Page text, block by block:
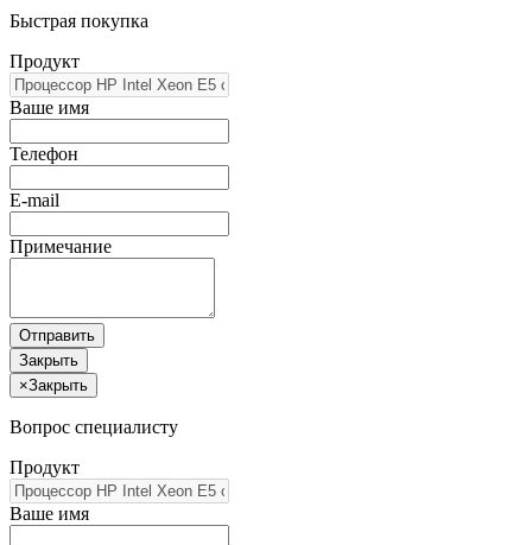
Быстрая покупка
Продукт
Ваше имя
Телефон
E-mail
Примечание
Отправить
Закрыть
×Закрыть
Вопрос специалисту
Продукт
Ваше имя